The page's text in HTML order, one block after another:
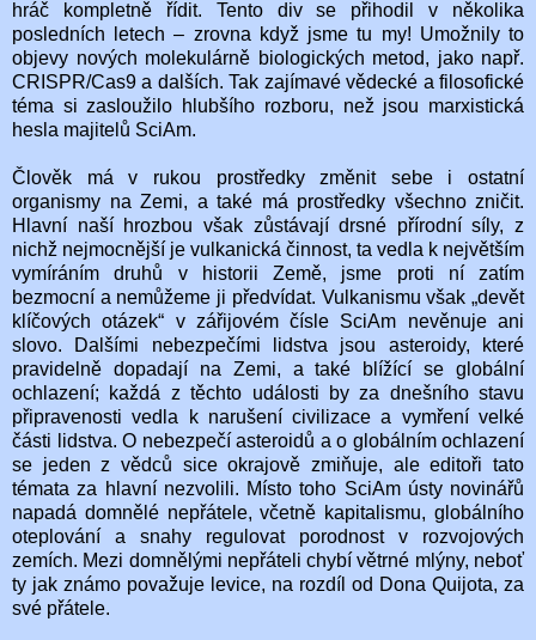
hráč kompletně řídit. Tento div se přihodil v několika
posledních letech – zrovna když jsme tu my! Umožnily to
objevy nových molekulárně biologických metod, jako např.
CRISPR/Cas9 a dalších. Tak zajímavé vědecké a filosofické
téma si zasloužilo hlubšího rozboru, než jsou marxistická
hesla majitelů SciAm.
Člověk má v rukou prostředky změnit sebe i ostatní
organismy na Zemi, a také má prostředky všechno zničit.
Hlavní naší hrozbou však zůstávají drsné přírodní síly, z
nichž nejmocnější je vulkanická činnost, ta vedla k největším
vymíráním druhů v historii Země, jsme proti ní zatím
bezmocní a nemůžeme ji předvídat. Vulkanismu však „devět
klíčových otázek“ v zářijovém čísle SciAm nevěnuje ani
slovo. Dalšími nebezpečími lidstva jsou asteroidy, které
pravidelně dopadají na Zemi, a také blížící se globální
ochlazení; každá z těchto události by za dnešního stavu
připravenosti vedla k narušení civilizace a vymření velké
části lidstva. O nebezpečí asteroidů a o globálním ochlazení
se jeden z vědců sice okrajově zmiňuje, ale editoři tato
témata za hlavní nezvolili. Místo toho SciAm ústy novinářů
napadá domnělé nepřátele, včetně kapitalismu, globálního
oteplování a snahy regulovat porodnost v rozvojových
zemích. Mezi domnělými nepřáteli chybí větrné mlýny, neboť
ty jak známo považuje levice, na rozdíl od Dona Quijota, za
své přátele.